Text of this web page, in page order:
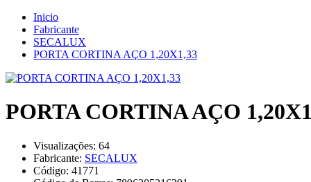
Inicio
Fabricante
SECALUX
PORTA CORTINA AÇO 1,20X1,33
PORTA CORTINA AÇO
Visualizações: 64
Fabricante: SECALUX
Código: 41771